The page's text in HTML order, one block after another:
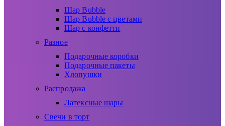
Шар Bubble
Шар Bubble с цветами
Шар с конфетти
Разное
Подарочные коробки
Подарочные пакеты
Хлопушки
Распродажа
Латексные шары
Свечи в торт